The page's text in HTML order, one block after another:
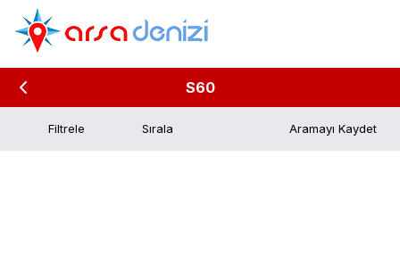
S60
Filtrele Aramayı Kaydet